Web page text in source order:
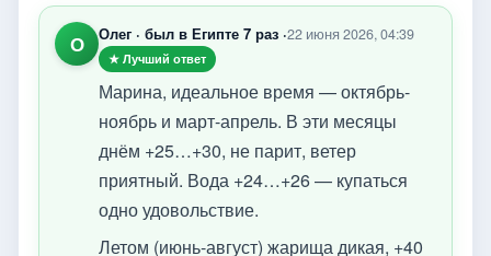
О Олег · был в Египте 7 раз ·22 июня 2026, 04:39
★ Лучший ответ
Марина, идеальное время — октябрь-
ноябрь и март-апрель. В эти месяцы
днём +25…+30, не парит, ветер
приятный. Вода +24…+26 — купаться
одно удовольствие.
Летом (июнь-август) жарища дикая, +40